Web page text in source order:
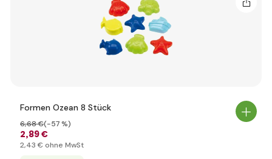
Formen Ozean 8 Stück
2,89 €
6,68 €(-57 %)
2,43 € ohne MwSt